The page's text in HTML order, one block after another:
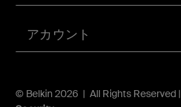
アカウント
© Belkin 2026 | All Rights Reserved |